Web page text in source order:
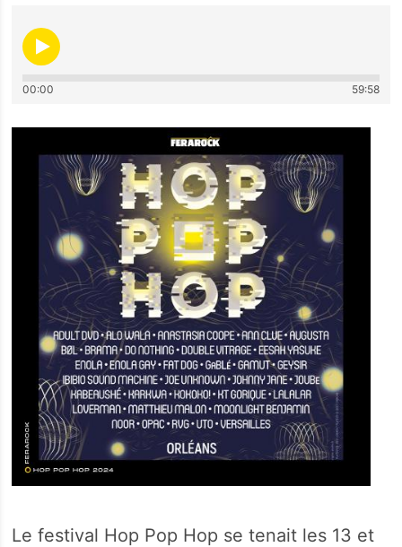
00:00 59:58
Le festival Hop Pop Hop se tenait les 13 et